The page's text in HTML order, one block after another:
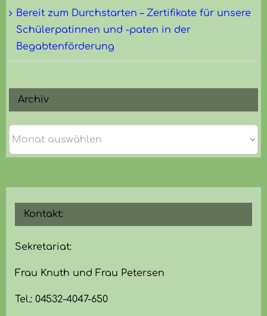
Kontakt:
Sekretariat:
Frau Knuth und Frau Petersen
Tel.: 04532-4047-650
Bereit zum Durchstarten – Zertifikate für unsere
Schülerpatinnen und -paten in der
Begabtenförderung
Archiv
Archiv